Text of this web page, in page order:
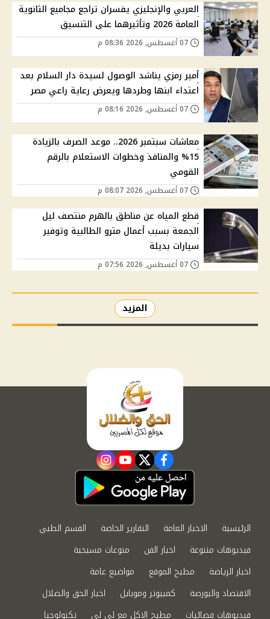
العربي والإنجليزي يفسران تراجع مجاميع الثانوية
العامة 2026 وتأثيرهما على التنسيق
أمير رمزي يناشد الوصول لسيدة دار السلام بعد
اعتداء ابنها وطردها ويعرض رعاية راعي مصر
معاشات سبتمبر 2026.. موعد الصرف بالزيادة
15% والمنافذ وخطوات الاستعلام بالرقم
القومي
قطع المياه عن مناطق بالهرم منتصف ليل
الجمعة بسبب أعمال مترو الطالبية وتوفير
سيارات بديلة
المزيد
facebook
twitter
youtube
instagram
الرئيسية الاخبار العامة التقارير الخاصة
القسم الطبي
فيديوهات متنوعة
اخبار الفن
منوعات مسيحية
اخبار الرياضة
مطبخ الموقع
مواضيع عامة
الاقتصاد والبورصة
كمبيوتر وموبايل
اخبار الحق والضلال
فيديوهات فضائيات
مطبخ الاكل مع لى لى تكنولوجيا